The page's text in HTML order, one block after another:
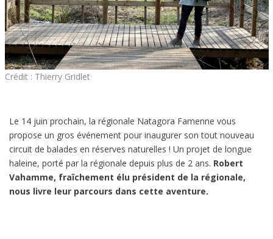
Crédit : Thierry Gridlet
Le 14 juin prochain, la régionale Natagora Famenne vous
propose un gros événement pour inaugurer son tout nouveau
circuit de balades en réserves naturelles ! Un projet de longue
haleine, porté par la régionale depuis plus de 2 ans. Robert
Vahamme, fraîchement élu président de la régionale,
nous livre leur parcours dans cette aventure.